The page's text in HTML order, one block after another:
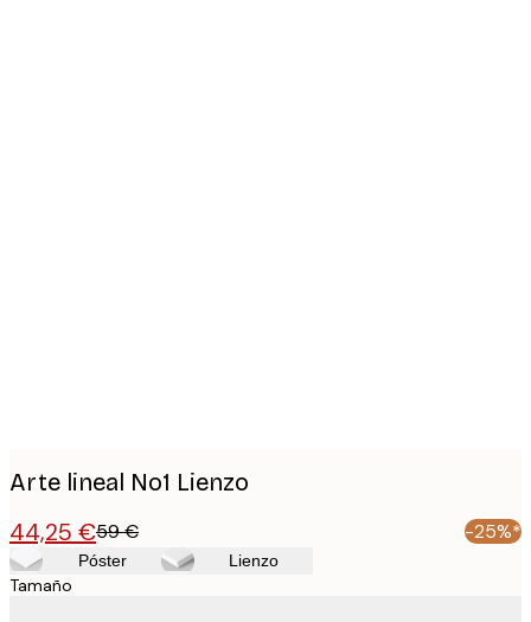
Arte lineal No1 Lienzo
44,25 €59 € -25%*
Póster Lienzo
Tamaño